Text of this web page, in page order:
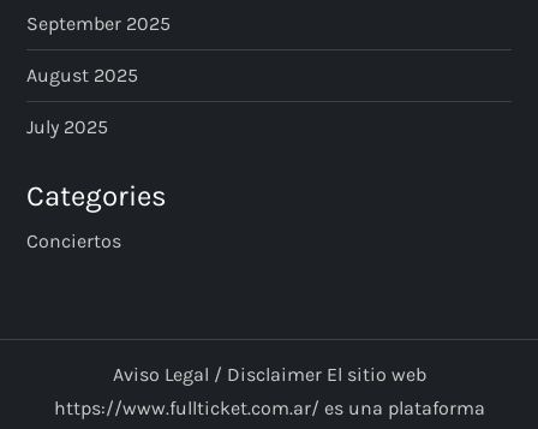
September 2025
August 2025
July 2025
Categories
Conciertos
Aviso Legal / Disclaimer El sitio web
https://www.fullticket.com.ar/ es una plataforma